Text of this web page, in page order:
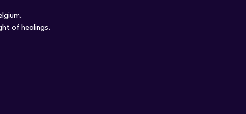
of healings.